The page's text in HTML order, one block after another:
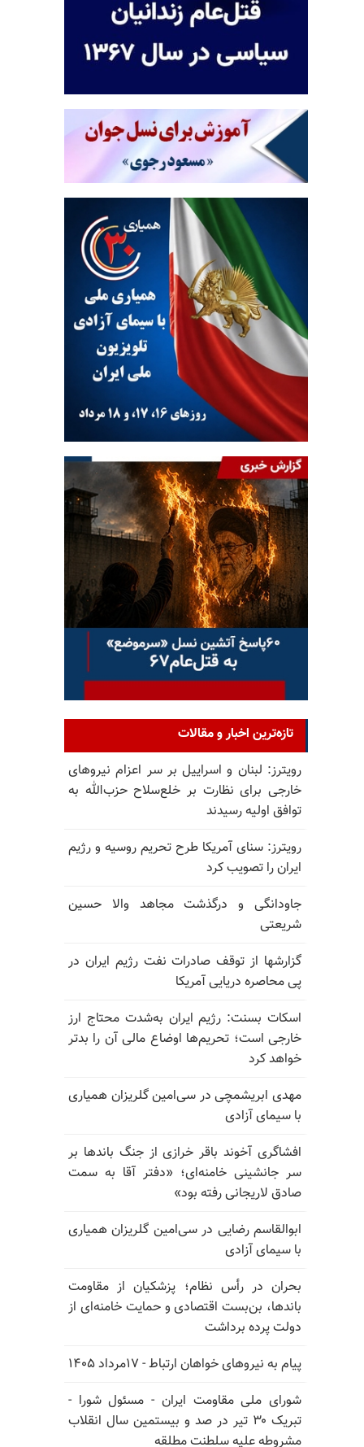
تازه‌ترین اخبار و مقالات
رویترز: لبنان و اسراییل بر سر اعزام نیروهای
خارجی برای نظارت بر خلع‌سلاح حزب‌الله به
توافق اولیه رسیدند
رویترز: سنای آمریکا طرح تحریم روسیه و رژیم
ایران را تصویب کرد
جاودانگی و درگذشت مجاهد والا حسین
شریعتی
گزارشها از توقف صادرات نفت رژیم ایران در
پی محاصره دریایی آمریکا
اسکات بسنت: رژیم ایران به‌شدت محتاج ارز
خارجی است؛ تحریم‌ها اوضاع مالی آن را بدتر
خواهد کرد
مهدی ابریشمچی در سی‌امین گلریزان همیاری
با سیمای آزادی
افشاگری آخوند باقر خرازی از جنگ باندها بر
سر جانشینی خامنه‌ای؛ «دفتر آقا به سمت
صادق لاریجانی رفته بود»
ابوالقاسم رضایی در سی‌امین گلریزان همیاری
با سیمای آزادی
بحران در رأس نظام؛ پزشکیان از مقاومت
باندها، بن‌بست اقتصادی و حمایت خامنه‌ای از
دولت پرده برداشت
پیام به نیروهای خواهان ارتباط - ۱۷مرداد ۱۴۰۵
شورای ملی مقاومت ایران - مسئول شورا -
تبریک ۳۰ تیر در صد و بیستمین سال انقلاب
مشروطه علیه سلطنت مطلقه